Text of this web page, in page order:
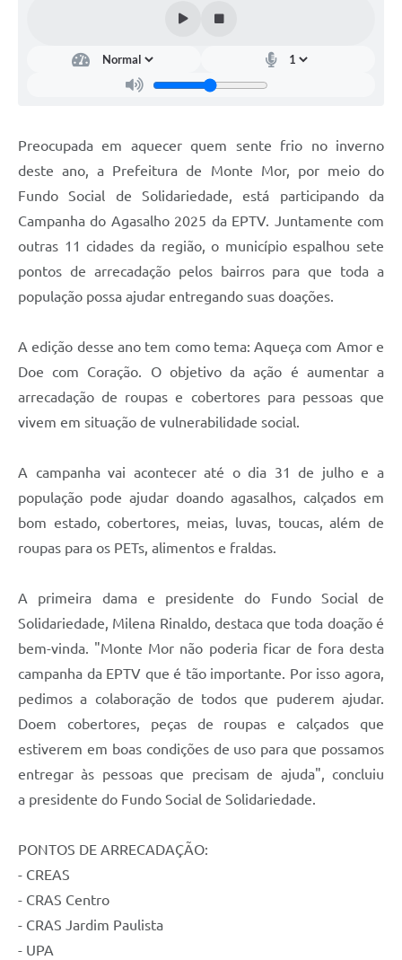
Arquivos para Download
SIC
Preocupada em aquecer quem sente frio no inverno
deste ano, a Prefeitura de Monte Mor, por meio do
Fundo Social de Solidariedade, está participando da
Campanha do Agasalho 2025 da EPTV. Juntamente com
outras 11 cidades da região, o município espalhou sete
pontos de arrecadação pelos bairros para que toda a
população possa ajudar entregando suas doações.
A edição desse ano tem como tema: Aqueça com Amor e
Doe com Coração. O objetivo da ação é aumentar a
arrecadação de roupas e cobertores para pessoas que
vivem em situação de vulnerabilidade social.
A campanha vai acontecer até o dia 31 de julho e a
população pode ajudar doando agasalhos, calçados em
bom estado, cobertores, meias, luvas, toucas, além de
roupas para os PETs, alimentos e fraldas.
A primeira dama e presidente do Fundo Social de
Solidariedade, Milena Rinaldo, destaca que toda doação é
bem-vinda. "Monte Mor não poderia ficar de fora desta
campanha da EPTV que é tão importante. Por isso agora,
pedimos a colaboração de todos que puderem ajudar.
Doem cobertores, peças de roupas e calçados que
estiverem em boas condições de uso para que possamos
entregar às pessoas que precisam de ajuda", concluiu
a presidente do Fundo Social de Solidariedade.
PONTOS DE ARRECADAÇÃO:
- CREAS
- CRAS Centro
- CRAS Jardim Paulista
- UPA